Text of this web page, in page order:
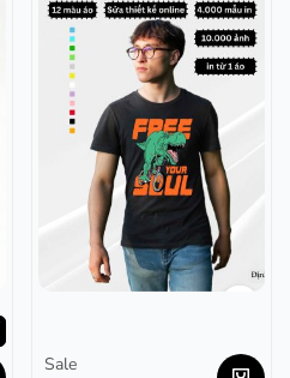
Sale